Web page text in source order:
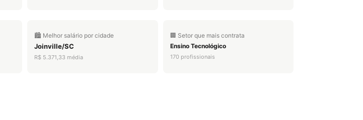
🏙️ Melhor salário por cidade
Joinville/SC
R$ 5.371,33 média
🏢 Setor que mais contrata
Ensino Tecnológico
170 profissionais